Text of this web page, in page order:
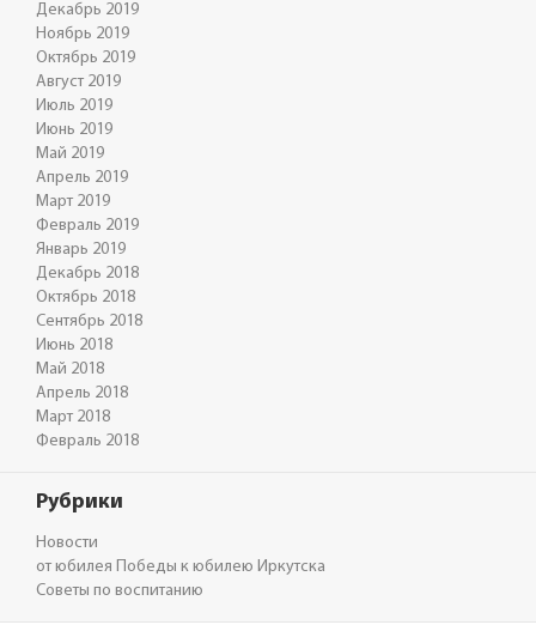
Декабрь 2019
Ноябрь 2019
Октябрь 2019
Август 2019
Июль 2019
Июнь 2019
Май 2019
Апрель 2019
Март 2019
Февраль 2019
Январь 2019
Декабрь 2018
Октябрь 2018
Сентябрь 2018
Июнь 2018
Май 2018
Апрель 2018
Март 2018
Февраль 2018
Рубрики
Новости
от юбилея Победы к юбилею Иркутска
Советы по воспитанию